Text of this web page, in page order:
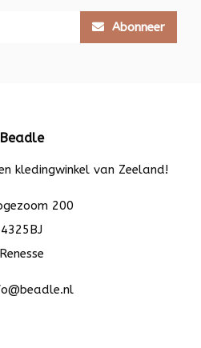
Abonneer
Beadle
kledingwinkel van Zeeland!
200
4325BJ
Renesse